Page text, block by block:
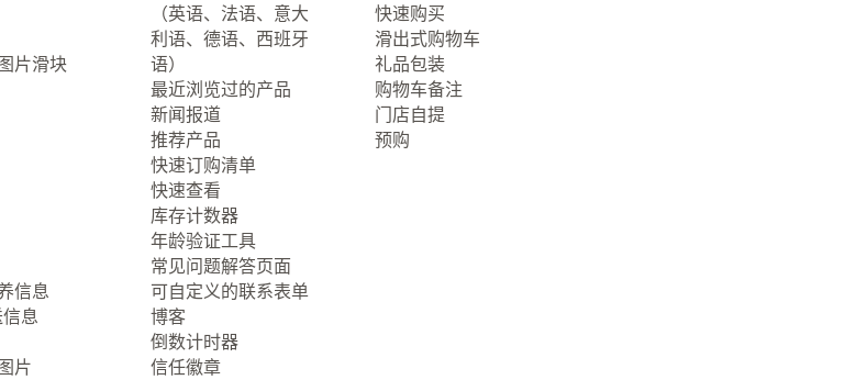
片滑块
信息
息
片
（英语、法语、意大
利语、德语、西班牙
语）
最近浏览过的产品
新闻报道
推荐产品
快速订购清单
快速查看
库存计数器
年龄验证工具
常见问题解答页面
可自定义的联系表单
博客
倒数计时器
信任徽章
快速购买
滑出式购物车
礼品包装
购物车备注
门店自提
预购